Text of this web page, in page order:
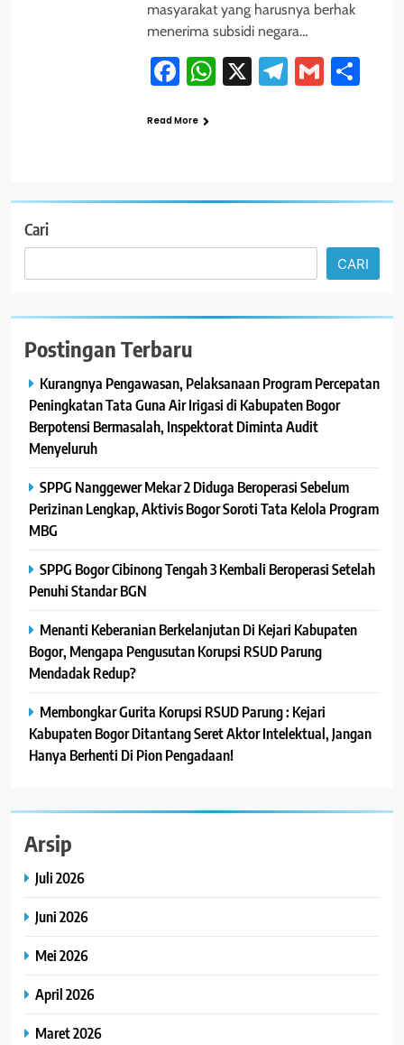
masyarakat yang harusnya berhak
menerima subsidi negara…
Facebook
WhatsApp
X Telegram
Gmail
Read More
Cari
CARI
Postingan Terbaru
Kurangnya Pengawasan, Pelaksanaan Program Percepatan
Peningkatan Tata Guna Air Irigasi di Kabupaten Bogor
Berpotensi Bermasalah, Inspektorat Diminta Audit
Menyeluruh
SPPG Nanggewer Mekar 2 Diduga Beroperasi Sebelum
Perizinan Lengkap, Aktivis Bogor Soroti Tata Kelola Program
MBG
SPPG Bogor Cibinong Tengah 3 Kembali Beroperasi Setelah
Penuhi Standar BGN
Menanti Keberanian Berkelanjutan Di Kejari Kabupaten
Bogor, Mengapa Pengusutan Korupsi RSUD Parung
Mendadak Redup?
Membongkar Gurita Korupsi RSUD Parung : Kejari
Kabupaten Bogor Ditantang Seret Aktor Intelektual, Jangan
Hanya Berhenti Di Pion Pengadaan!
Arsip
Juli 2026
Juni 2026
Mei 2026
April 2026
Maret 2026